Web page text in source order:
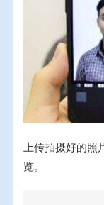
上传拍摄好的
览。